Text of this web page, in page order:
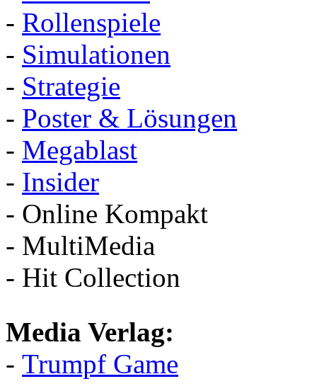
- Rollenspiele
- Simulationen
- Strategie
- Poster & Lösungen
- Megablast
- Insider
- Online Kompakt
- MultiMedia
- Hit Collection
Media Verlag:
- Trumpf Game